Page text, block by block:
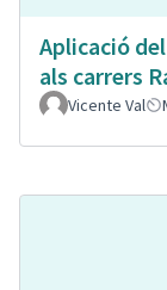
Aplicació
als carrers
Vicente Val